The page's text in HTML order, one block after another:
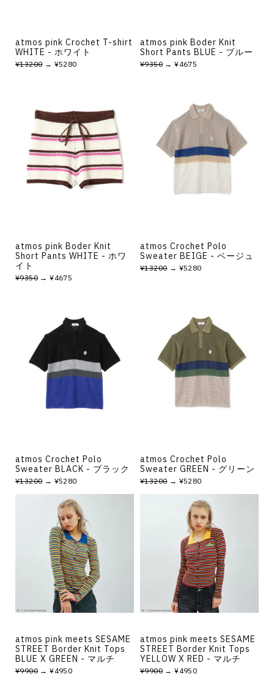
atmos pink Crochet T-shirt
WHITE - ホワイト
¥13200→ ¥5280
atmos pink Boder Knit
Short Pants BLUE - ブルー
¥9350 → ¥4675
atmos pink Boder Knit
Short Pants WHITE - ホワ
イト
¥9350 → ¥4675
atmos Crochet Polo
Sweater BEIGE - ベージュ
¥13200→ ¥5280
atmos Crochet Polo
Sweater BLACK - ブラック
¥13200→ ¥5280
atmos Crochet Polo
Sweater GREEN - グリーン
¥13200→ ¥5280
atmos pink meets SESAME
STREET Border Knit Tops
BLUE X GREEN - マルチ
¥9900 → ¥4950
atmos pink meets SESAME
STREET Border Knit Tops
YELLOW X RED - マルチ
¥9900 → ¥4950